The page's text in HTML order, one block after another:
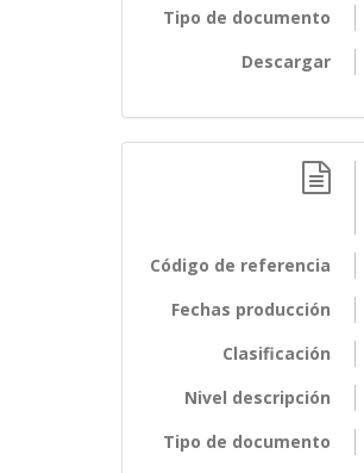
Tipo de documento
Descargar
Código de referencia
Fechas producción
Clasificación
Nivel descripción
Tipo de documento